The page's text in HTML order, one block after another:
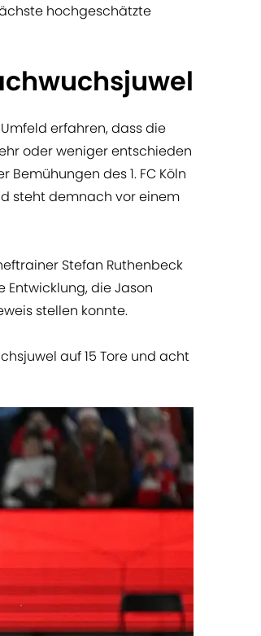
hochgeschätzte
erfahren, dass die
oder weniger entschieden
des 1. FC Köln
steht demnach vor einem
Stefan Ruthenbeck
Entwicklung, die Jason
stellen konnte.
auf 15 Tore und acht